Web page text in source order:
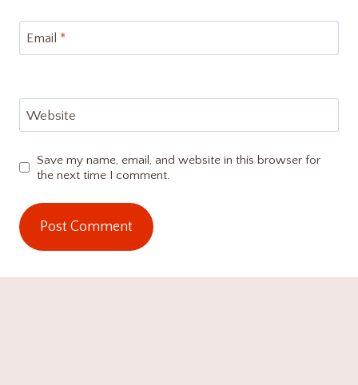
Email *
Website
Save my name, email, and website in this browser for
the next time I comment.